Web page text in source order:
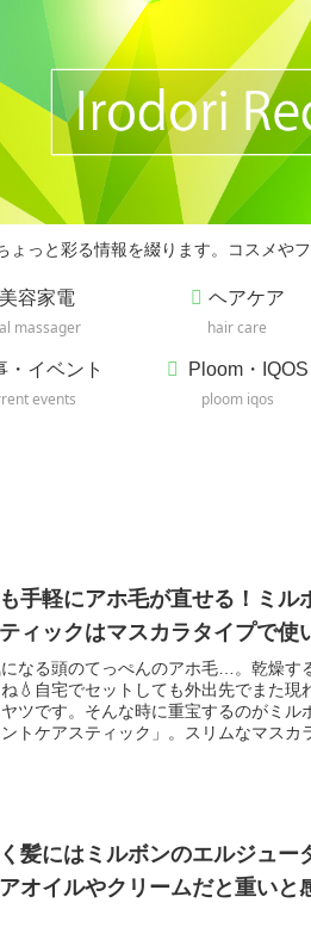
っと彩る情報を綴ります。コスメや
美容家電
massager
ヘアケア
hair care
・イベント
events
Ploom・IQOS
ploom iqos
手軽にアホ毛が直せる！ミル
ィックはマスカラタイプで使
なる頭のてっぺんのアホ毛…。乾燥す
ね💧自宅でセットしても外出先でまた現
ツです。そんな時に重宝するのがミル
トケアスティック」。スリムなマスカ
髪にはミルボンのエルジュー
オイルやクリームだと重いと